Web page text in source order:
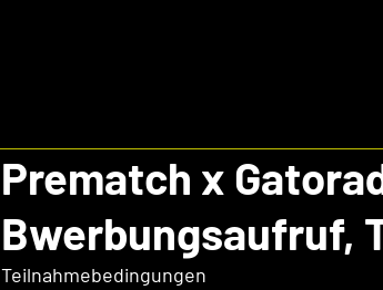
Prematch x
Bwerbungsaufruf,
Teilnahmebedingungen